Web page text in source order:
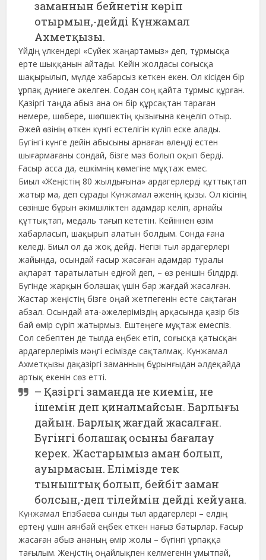
заманнын бейнетін көріп
отырмын,-дейді Күнжамал
Ахметқызы.
Үйдің үлкендері «Сүйек жаңартамыз» деп, тұрмысқа
ерте шыққанын айтады. Кейін жолдасы соғысқа
шақырылып, мүлде хабарсыз кеткен екен. Ол кісіден бір
ұрпақ дүниеге әкелген. Содан соң қайта тұрмыс құрған.
Қазіргі таңда абыз ана он бір құрсақтан тараған
немере, шөбере, шөпшектің қызығына кеңеліп отыр.
Әжей өзінің өткен күнгі естелігін күліп еске алады.
Бүгінгі күнге дейін абысыны арнаған өлеңді естен
шығармағаны сондай, бізге мәз болып оқып берді.
Ғасыр асса да, ешкімнің көмегіне мұқтаж емес.
Биыл «Жеңістің 80 жылдығына» ардагерлерді құттықтап
жатыр ма, деп сұрады Күнжамал әженің қызы. Ол кісінің
сөзінше бұрын әкімшіліктен адамдар келіп, арнайы
құттықтап, медаль тағып кететін. Кейіннен өзім
хабарласып, шақырып алатын болдым. Сонда ғана
келеді. Биыл ол да жоқ дейді. Негізі тыл ардагерлері
жайында, осындай ғасыр жасаған адамдар туралы
ақпарат таратылатын едіғой деп, – өз ренішін білдірді.
Бүгінде жарқын болашақ үшін бар жағдай жасалған.
Жастар жеңістің бізге оңай жетпегенін есте сақтаған
абзал. Осындай ата-әжелеріміздің арқасында қазір біз
бай өмір сүріп жатырмыз. Ештеңеге мұқтаж емеспіз.
Сол себептен де тылда еңбек етіп, соғысқа қатысқан
ардагерлеріміз мәңгі есімізде сақталмақ. Күнжамал
Ахметқызы дақазіргі заманның бұрынғыдан әлдеқайда
артық екенін сөз етті.
– Қазіргі заманда не киемін, не
ішемін деп қиналмайсын. Барлығы
дайын. Барлық жағдай жасалған.
Бүгінгі болашақ осыны бағалау
керек. Жастарымыз аман болып,
ауырмасын. Елімізде тек
тыныштық болып, бейбіт заман
болсын,-деп тілеймін дейді кейуана.
Күнжамал Егізбаева сынды тыл ардагерлері – елдің
ертеңі үшін аянбай еңбек еткен нағыз батырлар. Ғасыр
жасаған абыз ананың өмір жолы – бүгінгі ұрпаққа
тағылым. Жеңістің оңайлықпен келмегенін ұмытпай,